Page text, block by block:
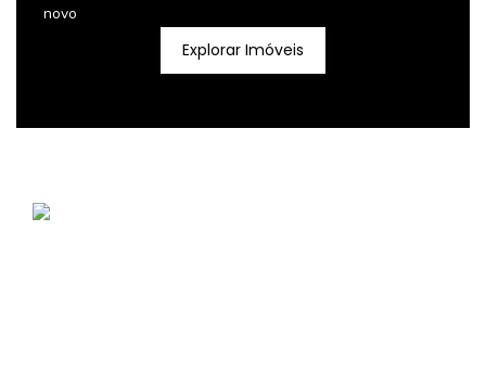
novo
Explorar Imóveis